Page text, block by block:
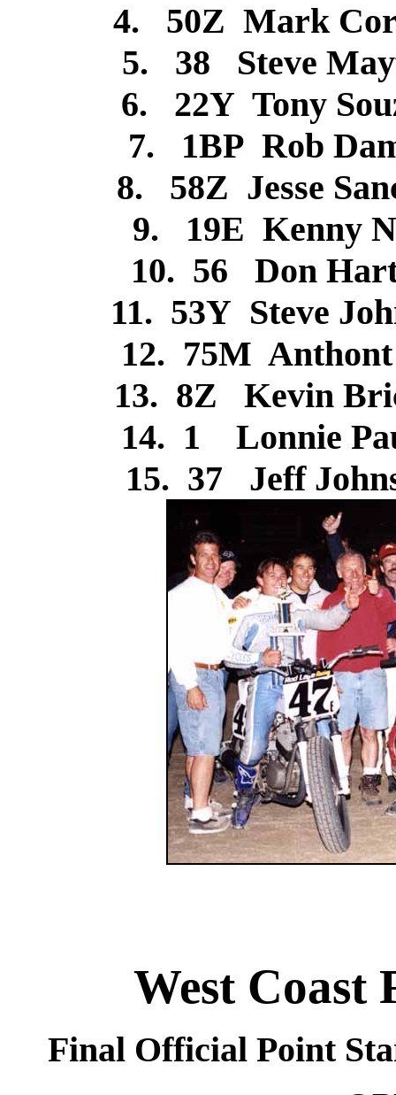
4. 50Z Mark
5. 38 Steve
6. 22Y Tony
7. 1BP Rob
8. 58Z Jesse
9. 19E Kenny
10. 56 Don
11. 53Y Steve
12. 75M Anthont
13. 8Z Kevin
14. 1 Lonnie
15. 37 Jeff
West Coast
Final Official Point